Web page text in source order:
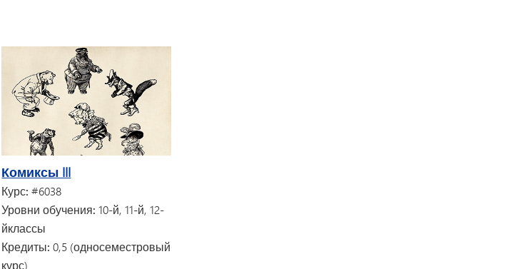
Комиксы III
Курс: #6038
Уровни обучения: 10-й, 11-й, 12-
йклассы
Кредиты: 0,5 (односеместровый
курс)